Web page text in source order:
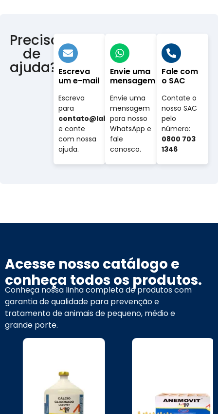
Precisa
de
ajuda? Escreva
um e-mail
Escreva
para
contato@labovet.com.br
e conte
com nossa
ajuda.
Envie uma
mensagem
Envie uma
mensagem
para nosso
WhatsApp e
fale
conosco.
Fale com
o SAC
Contate o
nosso SAC
pelo
número:
0800 703
1346
Acesse nosso catálogo e
conheça todos os produtos.
Conheça nossa linha completa de produtos com
garantia de qualidade para prevenção e
tratamento de animais de pequeno, médio e
grande porte.